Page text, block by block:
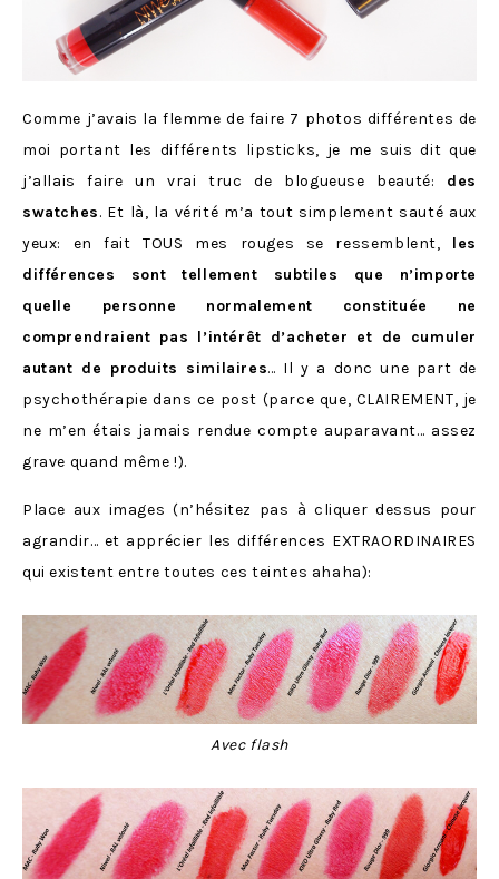
Comme j’avais la flemme de faire 7 photos différentes de
moi portant les différents lipsticks, je me suis dit que
j’allais faire un vrai truc de blogueuse beauté: des
swatches. Et là, la vérité m’a tout simplement sauté aux
yeux: en fait TOUS mes rouges se ressemblent, les
différences sont tellement subtiles que n’importe
quelle personne normalement constituée ne
comprendraient pas l’intérêt d’acheter et de cumuler
autant de produits similaires… Il y a donc une part de
psychothérapie dans ce post (parce que, CLAIREMENT, je
ne m’en étais jamais rendue compte auparavant… assez
grave quand même !).
Place aux images (n’hésitez pas à cliquer dessus pour
agrandir… et apprécier les différences EXTRAORDINAIRES
qui existent entre toutes ces teintes ahaha):
Avec flash